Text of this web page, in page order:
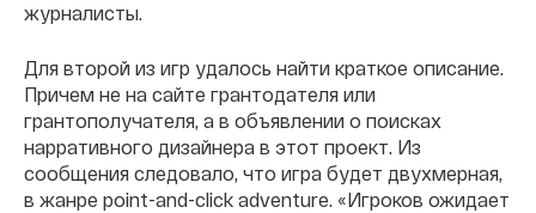
журналисты.
Для второй из игр удалось найти краткое описание.
Причем не на сайте грантодателя или
грантополучателя, а в объявлении о поисках
нарративного дизайнера в этот проект. Из
сообщения следовало, что игра будет двухмерная,
в жанре point-and-click adventure. «Игроков ожидает